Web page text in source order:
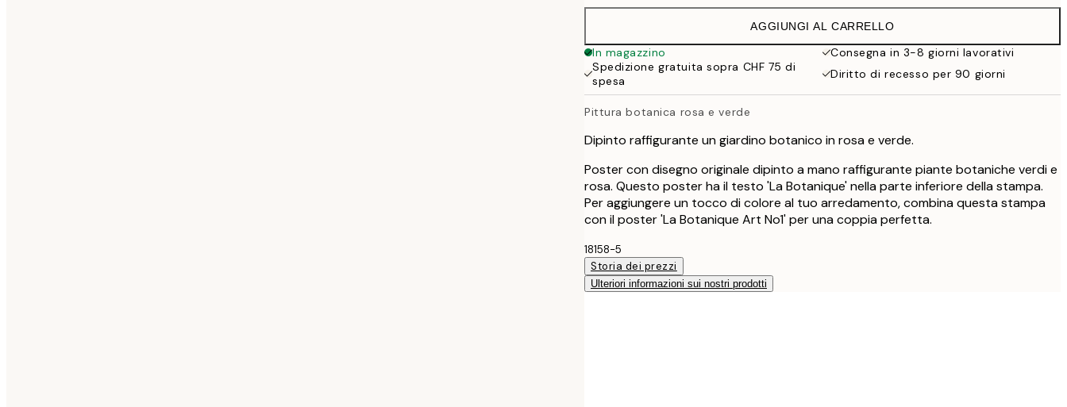
CHF 43.45
CHF 59.95
70x100 cm CHF 35.50
AGGIUNGI AL CARRELLO
In magazzino
Consegna in 3-8 giorni lavorativi
Spedizione gratuita sopra CHF 75 di
spesa
Diritto di recesso per 90 giorni
Pittura botanica rosa e verde
Dipinto raffigurante un giardino botanico in rosa e verde.
Poster con disegno originale dipinto a mano raffigurante piante botaniche verdi e
rosa. Questo poster ha il testo 'La Botanique' nella parte inferiore della stampa.
Per aggiungere un tocco di colore al tuo arredamento, combina questa stampa
con il poster 'La Botanique Art No1' per una coppia perfetta.
18158-5
Storia dei prezzi
Ulteriori informazioni sui nostri prodotti